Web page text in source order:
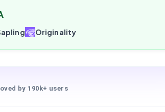
Originality
by 190k+ users